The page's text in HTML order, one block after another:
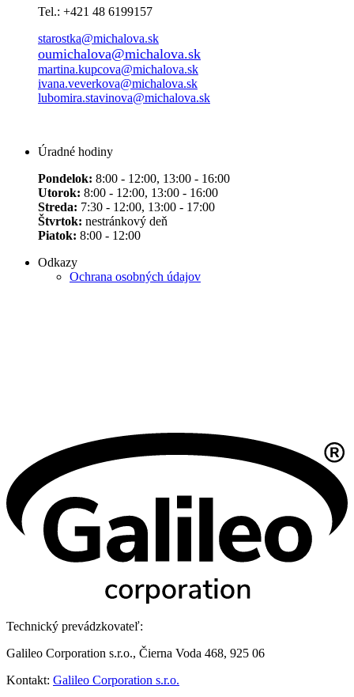
Tel.: +421 48 6199157
starostka@michalova.sk
oumichalova@michalova.sk
martina.kupcova@michalova.sk
ivana.veverkova@michalova.sk
lubomira.stavinova@michalova.sk
Úradné hodiny
Pondelok: 8:00 - 12:00, 13:00 - 16:00
Utorok: 8:00 - 12:00, 13:00 - 16:00
Streda: 7:30 - 12:00, 13:00 - 17:00
Štvrtok: nestránkový deň
Piatok: 8:00 - 12:00
Odkazy
Ochrana osobných údajov
Technický prevádzkovateľ:
Galileo Corporation s.r.o., Čierna Voda 468, 925 06
Kontakt: Galileo Corporation s.r.o.